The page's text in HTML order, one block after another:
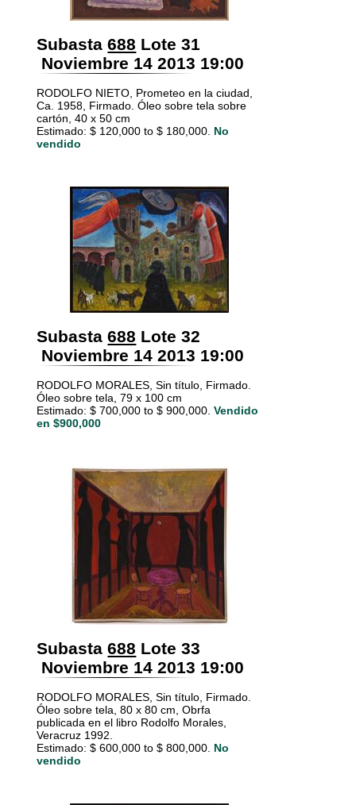
Subasta 688 Lote 31
Noviembre 14 2013 19:00
RODOLFO NIETO, Prometeo en la ciudad,
Ca. 1958, Firmado. Óleo sobre tela sobre
cartón, 40 x 50 cm
Estimado: $ 120,000 to $ 180,000. No
vendido
Subasta 688 Lote 32
Noviembre 14 2013 19:00
RODOLFO MORALES, Sin título, Firmado.
Óleo sobre tela, 79 x 100 cm
Estimado: $ 700,000 to $ 900,000. Vendido
en $900,000
Subasta 688 Lote 33
Noviembre 14 2013 19:00
RODOLFO MORALES, Sin título, Firmado.
Óleo sobre tela, 80 x 80 cm, Obrfa
publicada en el libro Rodolfo Morales,
Veracruz 1992.
Estimado: $ 600,000 to $ 800,000. No
vendido